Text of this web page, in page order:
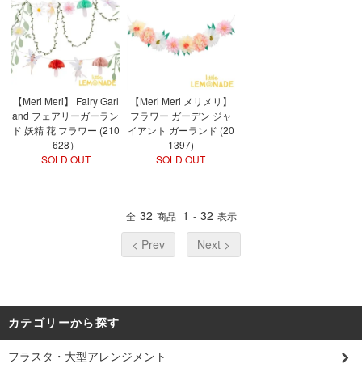
【Meri Meri】 Fairy Garl
and フェアリーガーラン
ド 妖精 花 フラワー (210
628）
SOLD OUT
【Meri Meri メリメリ】
フラワー ガーデン ジャ
イアント ガーランド (20
1397)
SOLD OUT
全 32 商品 1 - 32 表示
< Prev Next >
カテゴリーから探す
フラスタ・大型アレンジメント